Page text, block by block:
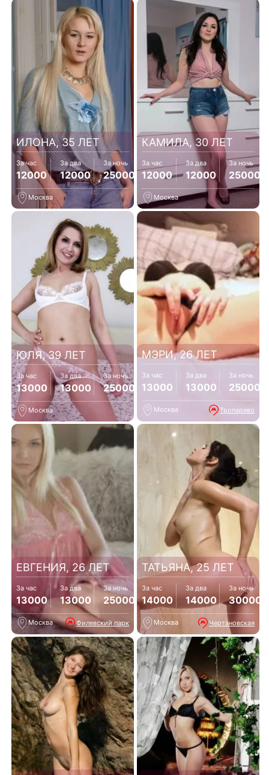
ИЛОНА, 35 ЛЕТ
За час
12000
За два
12000
За ночь
25000
Москва
КАМИЛА, 30 ЛЕТ
За час
12000
За два
12000
За ночь
25000
Москва
ЮЛЯ, 39 ЛЕТ
За час
13000
За два
13000
За ночь
25000
Москва
МЭРИ, 26 ЛЕТ
За час
13000
За два
13000
За ночь
25000
Москва Тропарево
ЕВГЕНИЯ, 26 ЛЕТ
За час
13000
За два
13000
За ночь
25000
Москва Филевский парк
ТАТЬЯНА, 25 ЛЕТ
За час
14000
За два
14000
За ночь
30000
Москва Чертановская